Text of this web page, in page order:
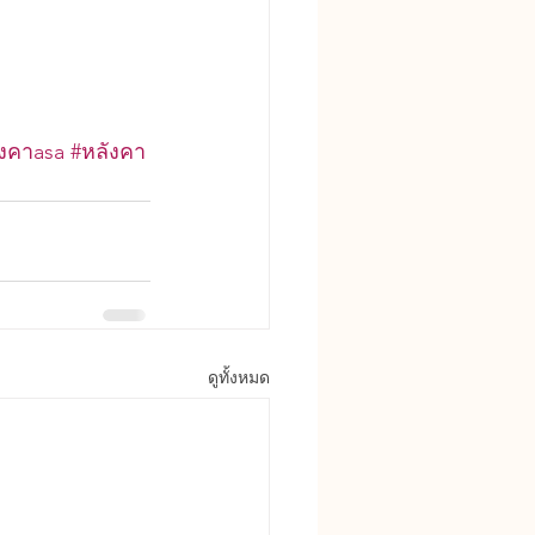
คาasa #หลังคา
ดูทั้งหมด